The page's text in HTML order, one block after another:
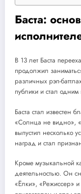
Баста:
В 13 лет Баста
продолжил
различных рэп-
публики и стал
Баста стал известен
«Солнца не видно»,
выпустил несколько
наград и стал
Кроме музыкальной
деятельностью. Он
«Ёлки», «Режиссер»